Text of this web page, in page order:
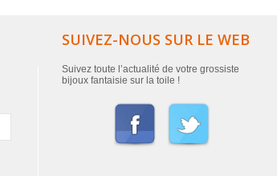
SUIVEZ-NOUS SUR LE WEB
Suivez toute l’actualité de votre grossiste
bijoux fantaisie sur la toile !